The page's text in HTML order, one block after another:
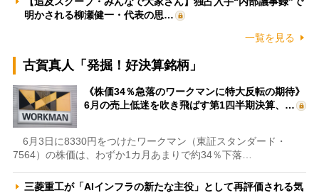
明かされる柳瀬健一・代表の思…
一覧を見る
古賀真人「発掘！好決算銘柄」
《株価34％急落のワークマンに特大反転の期待》
6月の売上低迷を吹き飛ばす第1四半期決算、…
6月3日に8330円をつけたワークマン（東証スタンダード・
7564）の株価は、わずか1カ月あまりで約34％下落…
三菱重工が「AIインフラの新たな主役」として再評価される気